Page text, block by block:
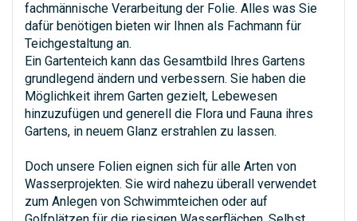
fachmännische Verarbeitung der Folie. Alles was Sie
dafür benötigen bieten wir Ihnen als Fachmann für
Teichgestaltung an.
Ein Gartenteich kann das Gesamtbild Ihres Gartens
grundlegend ändern und verbessern. Sie haben die
Möglichkeit ihrem Garten gezielt, Lebewesen
hinzuzufügen und generell die Flora und Fauna ihres
Gartens, in neuem Glanz erstrahlen zu lassen.
Doch unsere Folien eignen sich für alle Arten von
Wasserprojekten. Sie wird nahezu überall verwendet
zum Anlegen von Schwimmteichen oder auf